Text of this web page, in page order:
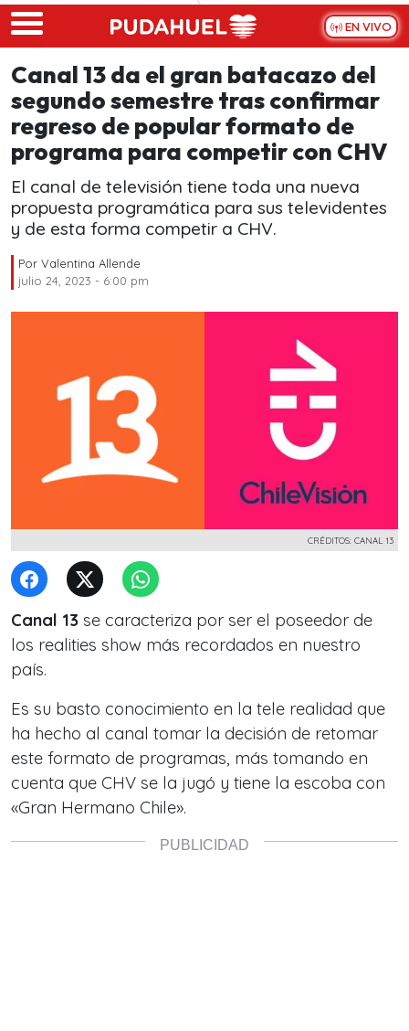
Skip to main content
EN VIVO
Canal 13 da el gran batacazo del
segundo semestre tras confirmar
regreso de popular formato de
programa para competir con CHV
El canal de televisión tiene toda una nueva
propuesta programática para sus televidentes
y de esta forma competir a CHV.
Por Valentina Allende
julio 24, 2023 - 6:00 pm
CRÉDITOS: CANAL 13
Canal 13 se caracteriza por ser el poseedor de
los realities show más recordados en nuestro
país.
Es su basto conocimiento en la tele realidad que
ha hecho al canal tomar la decisión de retomar
este formato de programas, más tomando en
cuenta que CHV se la jugó y tiene la escoba con
«Gran Hermano Chile».